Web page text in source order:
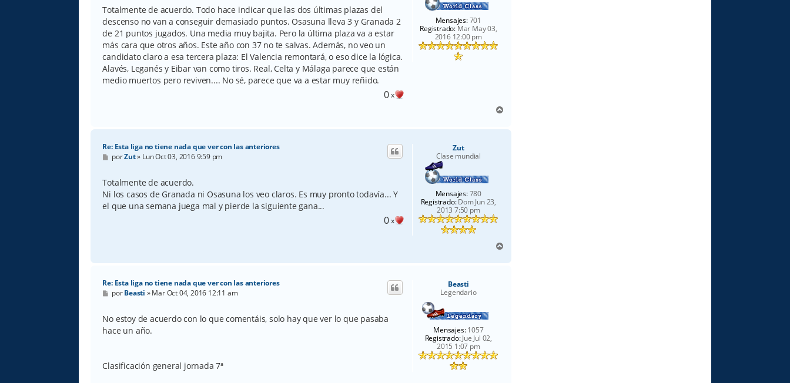
Mensajes:701
Registrado:Mar May 03,
2016 12:00 pm
s
a
j
e
Totalmente de acuerdo. Todo hace indicar que las dos últimas plazas del
descenso no van a conseguir demasiado puntos. Osasuna lleva 3 y Granada 2
de 21 puntos jugados. Una media muy bajita. Pero la última plaza va a estar
más cara que otros años. Este año con 37 no te salvas. Además, no veo un
candidato claro a esa tercera plaza: El Valencia remontará, o eso dice la lógica.
Alavés, Leganés y Eibar van como tiros. Real, Celta y Málaga parece que están
medio muertos pero reviven.... No sé, parece que va a estar muy reñido.
0x
r
Zut
Clase mundial
Mensajes:780
Registrado:Dom Jun 23,
2013 7:50 pm
Re: Esta liga no tiene nada que ver con las anteriores
M
e
s
a
j
e
porZut» Lun Oct 03, 2016 9:59 pm
Totalmente de acuerdo.
Ni los casos de Granada ni Osasuna los veo claros. Es muy pronto todavía... Y
el que una semana juega mal y pierde la siguiente gana...
0x
r
Beasti
Legendario
Mensajes:1057
Registrado:Jue Jul 02,
2015 1:07 pm
Re: Esta liga no tiene nada que ver con las anteriores
M
e
s
a
j
porBeasti »Mar Oct 04, 2016 12:11 am
No estoy de acuerdo con lo que comentáis, solo hay que ver lo que pasaba
hace un año.
Clasificación general jornada 7ª